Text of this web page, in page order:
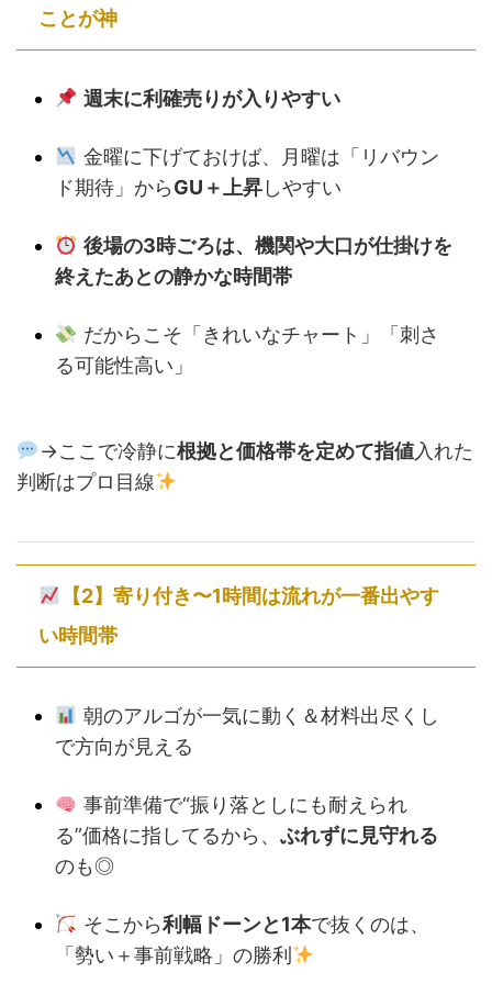
ことが神
週末に利確売りが入りやすい
金曜に下げておけば、月曜は「リバウン
ド期待」からGU＋上昇しやすい
後場の3時ごろは、機関や大口が仕掛けを
終えたあとの静かな時間帯
だからこそ「きれいなチャート」「刺さ
る可能性高い」
→ここで冷静に根拠と価格帯を定めて指値入れた
判断はプロ目線
【2】寄り付き〜1時間は流れが一番出やす
い時間帯
朝のアルゴが一気に動く＆材料出尽くし
で方向が見える
事前準備で“振り落としにも耐えられ
る”価格に指してるから、 ぶれずに見守れる
のも◎
そこから利幅ドーンと1本で抜くのは、
「勢い＋事前戦略」の勝利